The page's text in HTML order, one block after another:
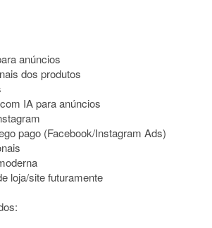
anúncios
dos produtos
IA para anúncios
pago (Facebook/Instagram Ads)
loja/site futuramente